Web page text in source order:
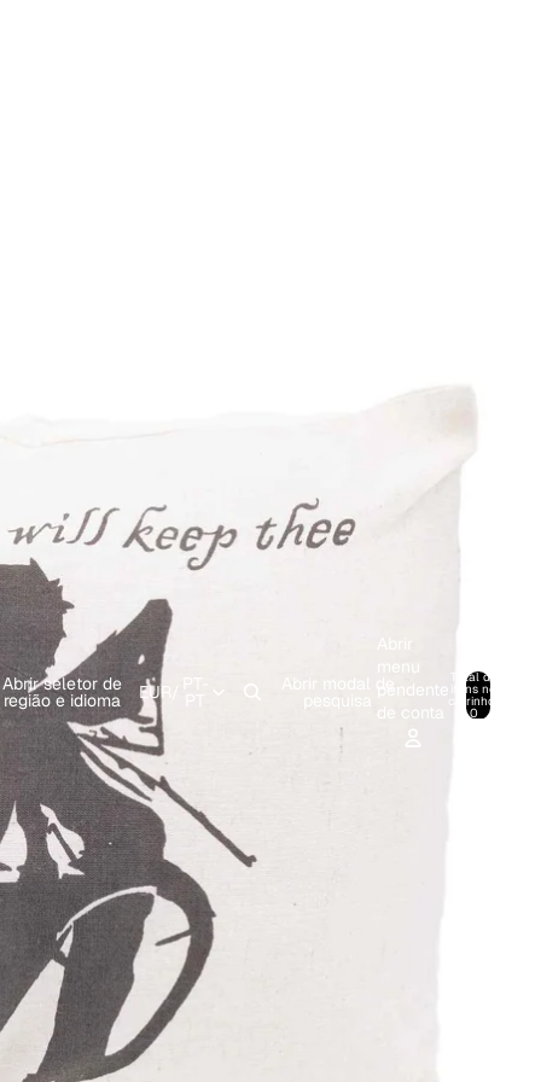
Abrir seletor de
região e idioma EUR/ PT- Abrir modal de
pesquisa
Abrir
menu
pendente
de conta
Total de
itens no
carrinho:
0